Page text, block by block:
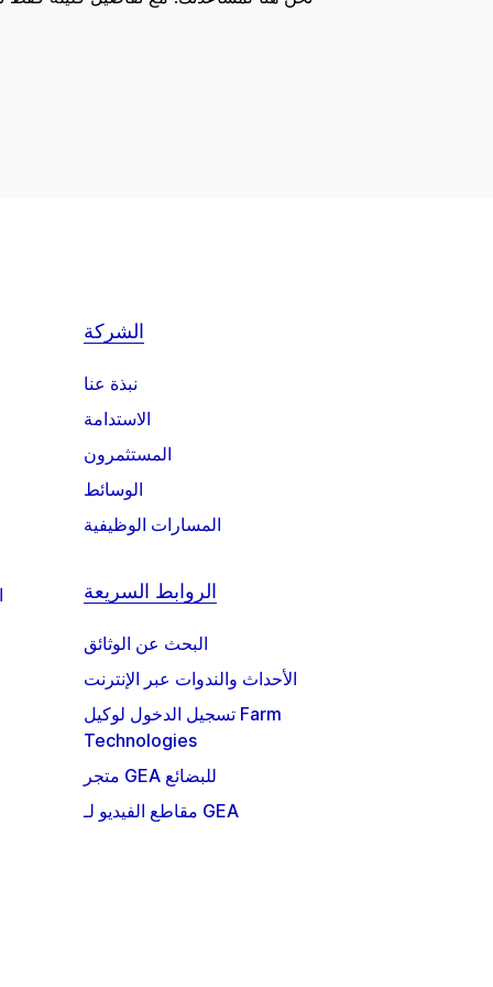
الشركة
نبذة عنا
الاستدامة
المستثمرون
الوسائط
المسارات الوظيفية
الروابط السريعة
البحث عن الوثائق
الأحداث والندوات عبر الإنترنت
تسجيل الدخول لوكيل Farm
Technologies
متجر GEA للبضائع
مقاطع الفيديو لـ GEA